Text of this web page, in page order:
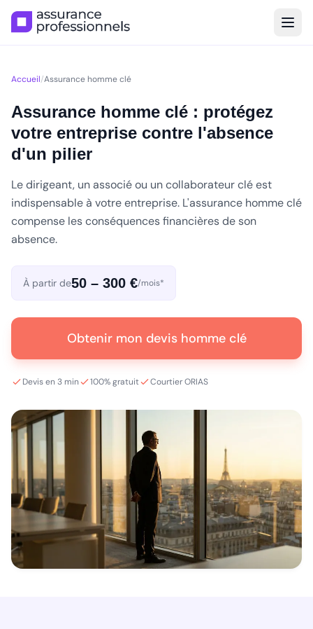
Accueil/Assurance homme clé
Assurance homme clé : protégez
votre entreprise contre l'absence
d'un pilier
Le dirigeant, un associé ou un collaborateur clé est
indispensable à votre entreprise. L'assurance homme clé
compense les conséquences financières de son
absence.
À partir de50 – 300 €/mois*
Obtenir mon devis homme clé
Devis en 3 min 100% gratuit Courtier ORIAS